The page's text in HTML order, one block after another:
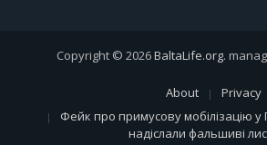
Copyright © 2026BaltaLife.org.
About
Privacy
Фейк про примусову мобілізацію у
надіслали фальшиві